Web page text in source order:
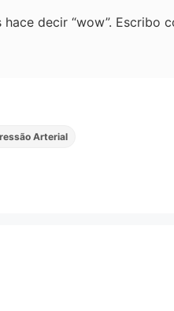
decir “wow”. Escribo
Arterial